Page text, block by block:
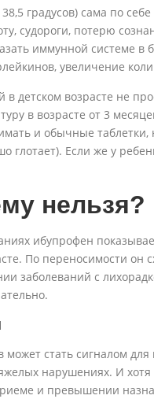
градусов) сама по
судороги, потерю
иммунной системе в
увеличение
в детском возрасте не
в возрасте от 3
и обычные таблетки,
глотает). Если же у
нельзя?
ибупрофен
По переносимости он
заболеваний с
может стать сигналом
нарушениях. И
и превышении